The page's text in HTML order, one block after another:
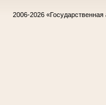
2006-2026